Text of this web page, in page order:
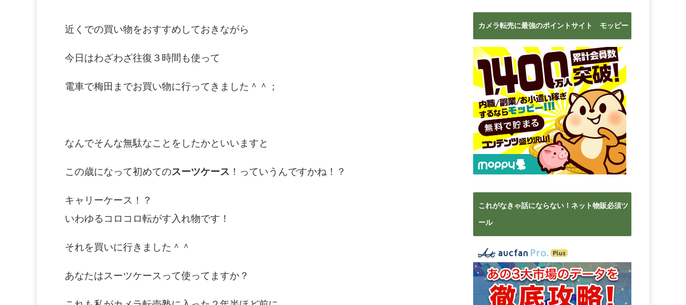
近くでの買い物をおすすめしておきながら
今日はわざわざ往復３時間も使って
電車で梅田までお買い物に行ってきました＾＾；
なんでそんな無駄なことをしたかといいますと
この歳になって初めてのスーツケース ！っていうんですかね！？
キャリーケース！？
いわゆるコロコロ転がす入れ物です！
それを買いに行きました＾＾
あなたはスーツケースって使ってますか？
カメラ転売に最強のポイントサイト モッピー
これがなきゃ話にならない！ネット物販必須ツ
ール